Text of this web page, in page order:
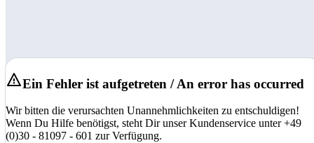
Ein Fehler ist aufgetreten / An error has occurred
Wir bitten die verursachten Unannehmlichkeiten zu entschuldigen!
Wenn Du Hilfe benötigst, steht Dir unser Kundenservice unter +49
(0)30 - 81097 - 601 zur Verfügung.